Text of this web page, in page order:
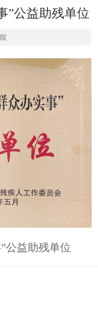
”公益助残单位
公益助残单位